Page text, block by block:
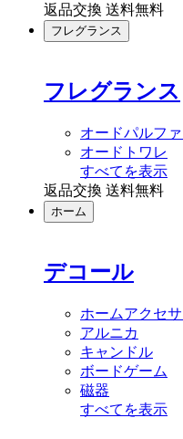
返品交換 送料無料
フレグランス
フレグランス
オードパルフ
オードトワレ
すべてを表示
返品交換 送料無料
ホーム
デコール
ホームアクセ
アルニカ
キャンドル
ボードゲーム
磁器
すべてを表示